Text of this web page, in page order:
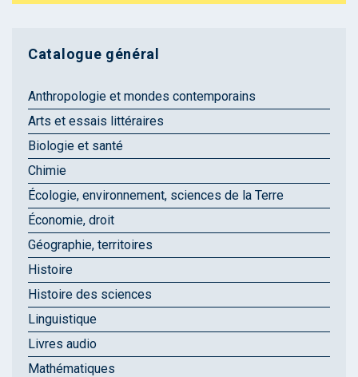
Catalogue général
Anthropologie et mondes contemporains
Arts et essais littéraires
Biologie et santé
Chimie
Écologie, environnement, sciences de la Terre
Économie, droit
Géographie, territoires
Histoire
Histoire des sciences
Linguistique
Livres audio
Mathématiques